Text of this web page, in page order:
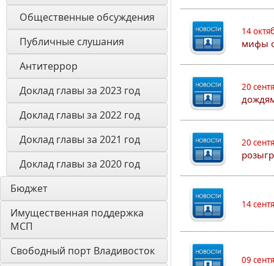
Общественные обсуждения
Публичные слушания
Антитеррор
Доклад главы за 2023 год
Доклад главы за 2022 год
Доклад главы за 2021 год
Доклад главы за 2020 год
Бюджет
Имущественная поддержка
МСП
Свободный порт Владивосток
14
мифы
20
20
14
09